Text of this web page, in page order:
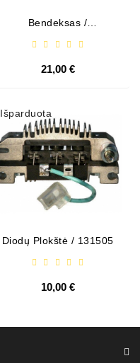
Bendeksas /
21,00 €
Išparduota
Diodų Plokštė / 131505
10,00 €